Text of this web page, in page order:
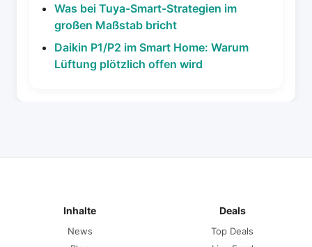
Was bei Tuya-Smart-Strategien im
großen Maßstab bricht
Daikin P1/P2 im Smart Home: Warum
Lüftung plötzlich offen wird
Inhalte
News
Deals
Top Deals